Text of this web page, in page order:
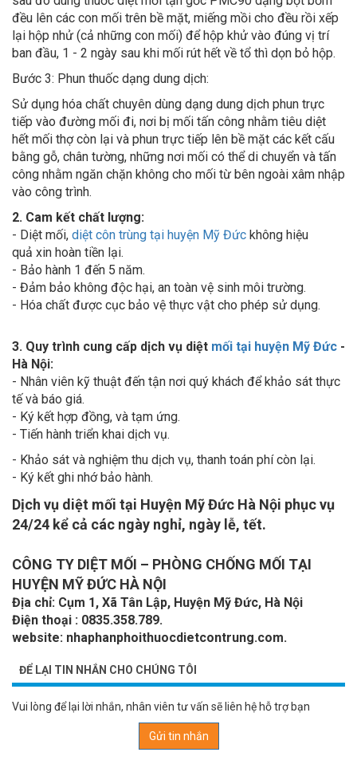
đều lên các con mối trên bề mặt, miếng mồi cho đều rồi xếp
lại hộp nhử (cả những con mối) để hộp khử vào đúng vị trí
ban đầu, 1 - 2 ngày sau khi mối rút hết về tổ thì dọn bỏ hộp.
Bước 3: Phun thuốc dạng dung dịch:
Sử dụng hóa chất chuyên dùng dạng dung dịch phun trực
tiếp vào đường mối đi, nơi bị mối tấn công nhằm tiêu diệt
hết mối thợ còn lại và phun trực tiếp lên bề mặt các kết cấu
bằng gỗ, chân tường, những nơi mối có thể di chuyển và tấn
công nhằm ngăn chặn không cho mối từ bên ngoài xâm nhập
vào công trình.
2. Cam kết chất lượng:
- Diệt mối,diệt côn trùng tại huyện Mỹ Đức không hiệu
quả xin hoàn tiền lại.
- Bảo hành 1 đến 5 năm.
- Đảm bảo không độc hại, an toàn vệ sinh môi trường.
- Hóa chất được cục bảo vệ thực vật cho phép sử dụng.
3. Quy trình cung cấp dịch vụ diệt mối tại huyện Mỹ Đức
Hà Nội:
- Nhân viên kỹ thuật đến tận nơi quý khách để khảo sát thực
tế và báo giá.
- Ký kết hợp đồng, và tạm ứng.
- Tiến hành triển khai dịch vụ.
- Khảo sát và nghiệm thu dịch vụ, thanh toán phí còn lại.
- Ký kết ghi nhớ bảo hành.
Dịch vụ diệt mối tại Huyện Mỹ Đức Hà Nội phục vụ
24/24 kể cả các ngày nghỉ, ngày lễ, tết.
CÔNG TY DIỆT MỐI – PHÒNG CHỐNG MỐI TẠI
HUYỆN MỸ ĐỨC HÀ NỘI
Địa chỉ: Cụm 1, Xã Tân Lập, Huyện Mỹ Đức, Hà Nội
Điện thoại : 0835.358.789.
website: nhaphanphoithuocdietcontrung.com.
ĐỂ LẠI TIN NHẮN CHO CHÚNG TÔI
Gửi tin nhắn